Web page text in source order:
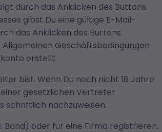
durch das Anklicken des Buttons
gibst Du eine gültige E-Mail-
das Anklicken des Buttons
Allgemeinen Geschäftsbedingungen
erstellt.
bist. Wenn Du noch nicht 18 Jahre
gesetzlichen Vertreter
schriftlich nachzuweisen.
oder für eine Firma registrieren.